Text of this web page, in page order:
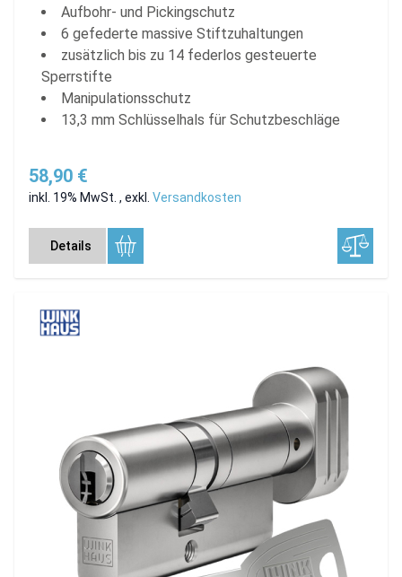
Aufbohr- und Pickingschutz
6 gefederte massive Stiftzuhaltungen
zusätzlich bis zu 14 federlos gesteuerte
Sperrstifte
Manipulationsschutz
13,3 mm Schlüsselhals für Schutzbeschläge
58,90 €
inkl. 19% MwSt. , exkl. Versandkosten
Details